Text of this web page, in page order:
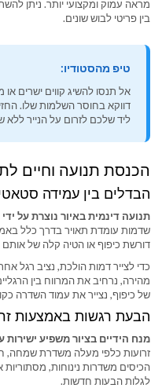
מראה עמוק ומקצועי יותר. ניתן
בין פריטי לבוש שונים.
טיפ מהסטודיו:
אל תנסו להשיג קווים ישרים או
דווקא בחוסר השלמות שלו.
ליד שלכם לזרום על הנייר ללא
הכנסת תנועה וחיים
הבדלים בין עמידה
תנועה דינמית באיור נוצרת על
שדמות עומדת תאויר בדרך כלל
דורשת כיפוף או הטיה קלה של אותם
כדי לצייר דמות הולכת, נציב רגל
מהירה, נרחיב את המרווח בין
של כיפוף, נצייר את עמוד השדרה
הבעת רגשות באמצעות
מנח הידיים בציור משפיע
זרועות כלפי מעלה משדרת שמחה,
הכיסים משדרות נינוחות, מסתוריות
לגלות הבעות חדשות.